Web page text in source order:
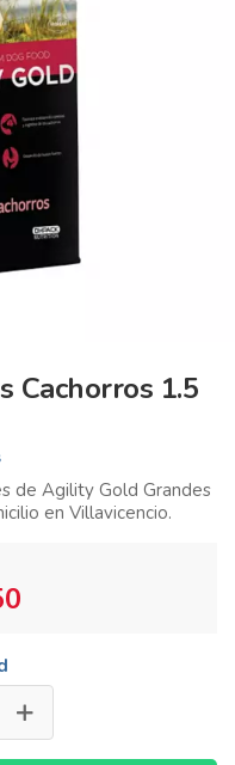
Cachorros 1.5
de Agility Gold Grandes
en Villavicencio.